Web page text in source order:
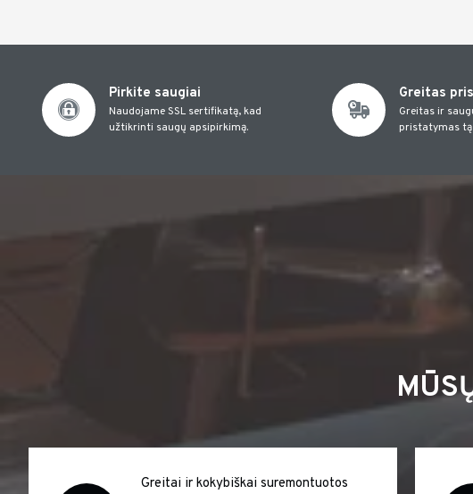
Pirkite saugiai
Naudojame SSL sertifikatą, kad
užtikrinti saugų apsipirkimą.
Greitas
Greitas ir
pristatymas tą
Greitai ir kokybiškai suremontuotos